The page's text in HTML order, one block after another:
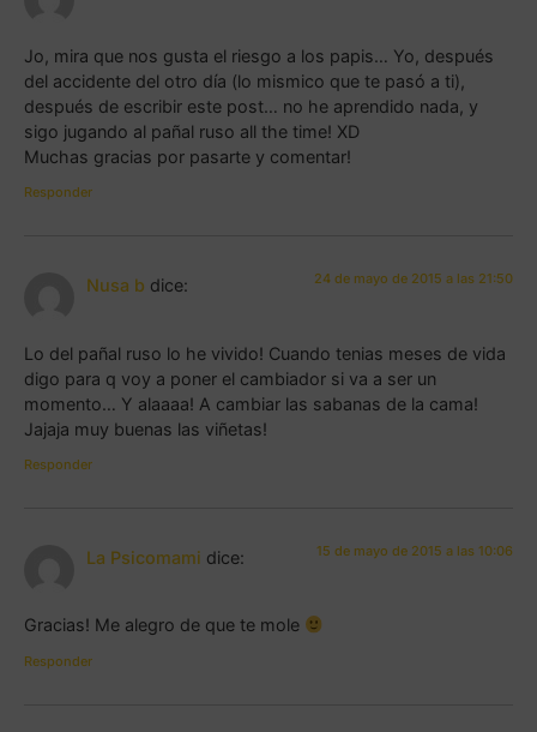
Jo, mira que nos gusta el riesgo a los papis… Yo, después
del accidente del otro día (lo mismico que te pasó a ti),
después de escribir este post… no he aprendido nada, y
sigo jugando al pañal ruso all the time! XD
Muchas gracias por pasarte y comentar!
Responder
Nusa b dice: 24 de mayo de 2015 a las 21:50
Lo del pañal ruso lo he vivido! Cuando tenias meses de vida
digo para q voy a poner el cambiador si va a ser un
momento… Y alaaaa! A cambiar las sabanas de la cama!
Jajaja muy buenas las viñetas!
Responder
La Psicomami dice: 15 de mayo de 2015 a las 10:06
Gracias! Me alegro de que te mole
Responder